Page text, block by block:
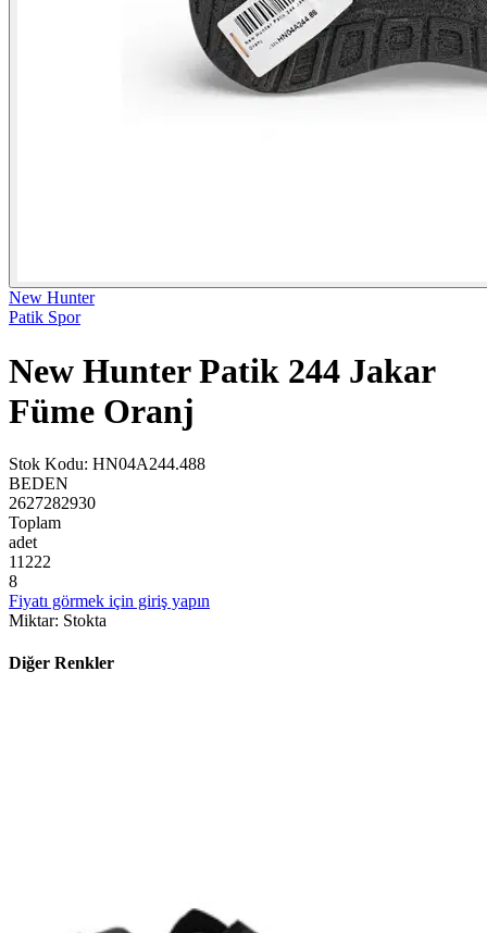
New Hunter
Patik Spor
New Hunter Patik 244 Jakar
Füme Oranj
Stok Kodu: HN04A244.488
BEDEN
2627282930
Toplam
adet
11 222
8
Fiyatı görmek için giriş yapın
Miktar: Stokta
Diğer Renkler